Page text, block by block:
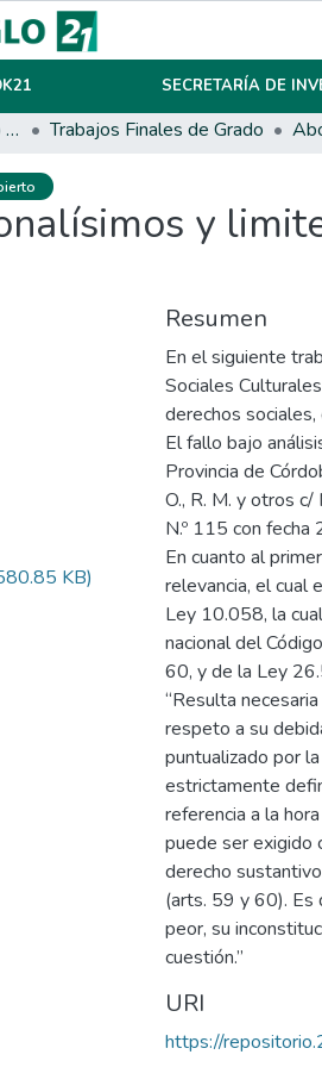
SECRETARÍA DE
Trabajos Finales De Grado Y Posgrado Trabajos Finales de Grado
y
KB)
Resumen
En el siguiente
Sociales
derechos
El fallo bajo
Provincia de
O., R. M. y otros
N.º 115 con
En cuanto al
relevancia, el cual
Ley 10.058, la
nacional del
60, y de la Ley
“Resulta
respeto a su
puntualizado por
estrictamente
referencia a la
puede ser exigido
derecho
(arts. 59 y 60). Es
peor, su
cuestión.”
URI
https://